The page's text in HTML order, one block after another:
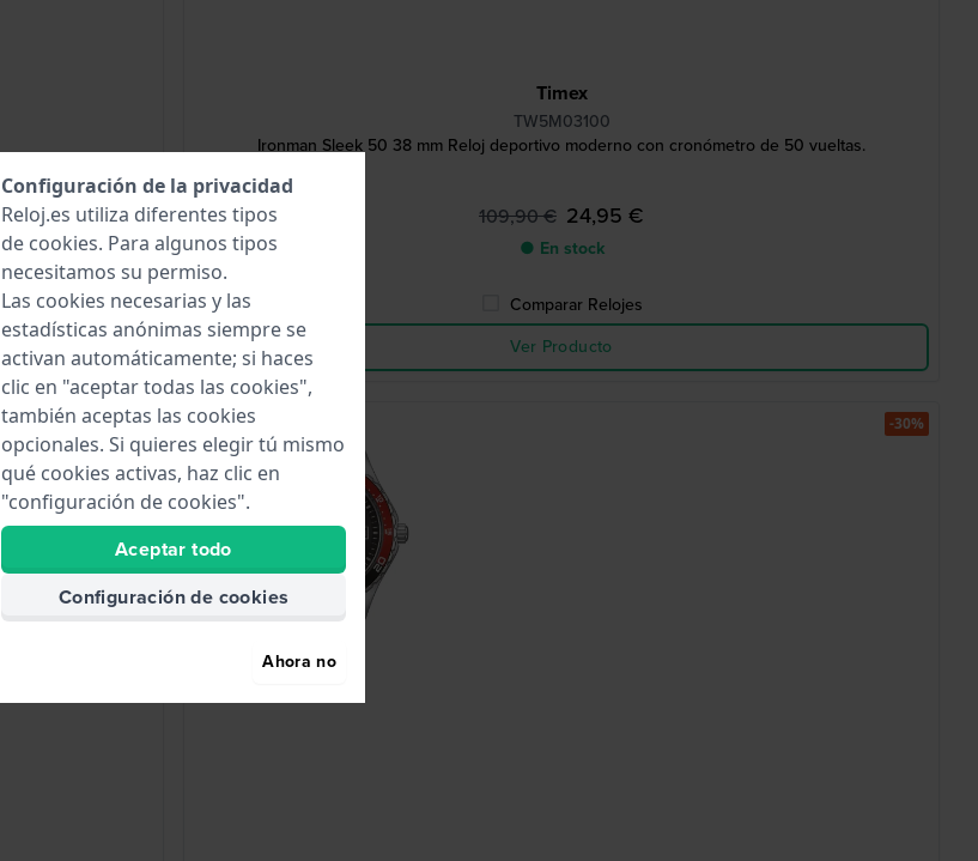
Timex
TW5M03100
Ironman Sleek 50 38 mm Reloj deportivo moderno con cronómetro de 50 vueltas.
109,90 € 24,95 €
● En stock
Comparar Relojes
Ver Producto
-45% -30%
Configuración de la privacidad
Reloj.es utiliza diferentes tipos
de cookies. Para algunos tipos
necesitamos su permiso.
Las cookies necesarias y las
estadísticas anónimas siempre se
activan automáticamente; si haces
clic en "aceptar todas las cookies",
también aceptas las cookies
opcionales. Si quieres elegir tú mismo
qué cookies activas, haz clic en
"configuración de cookies".
Aceptar todo
Configuración de cookies
Ahora no